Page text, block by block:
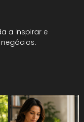
a inspirar e